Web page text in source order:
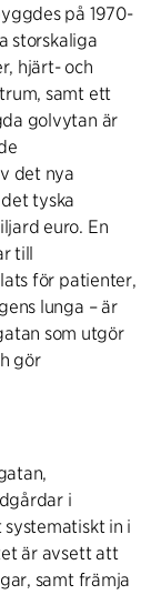
på 1970-
storskaliga
hjärt- och
samt ett
golvytan är
det nya
tyska
euro. En
till
för patienter,
lunga – är
som utgör
gör
i
in i
är avsett att
samt främja